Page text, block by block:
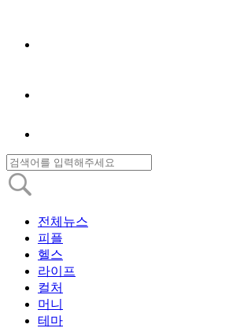
전체뉴스
피플
헬스
라이프
컬처
머니
테마